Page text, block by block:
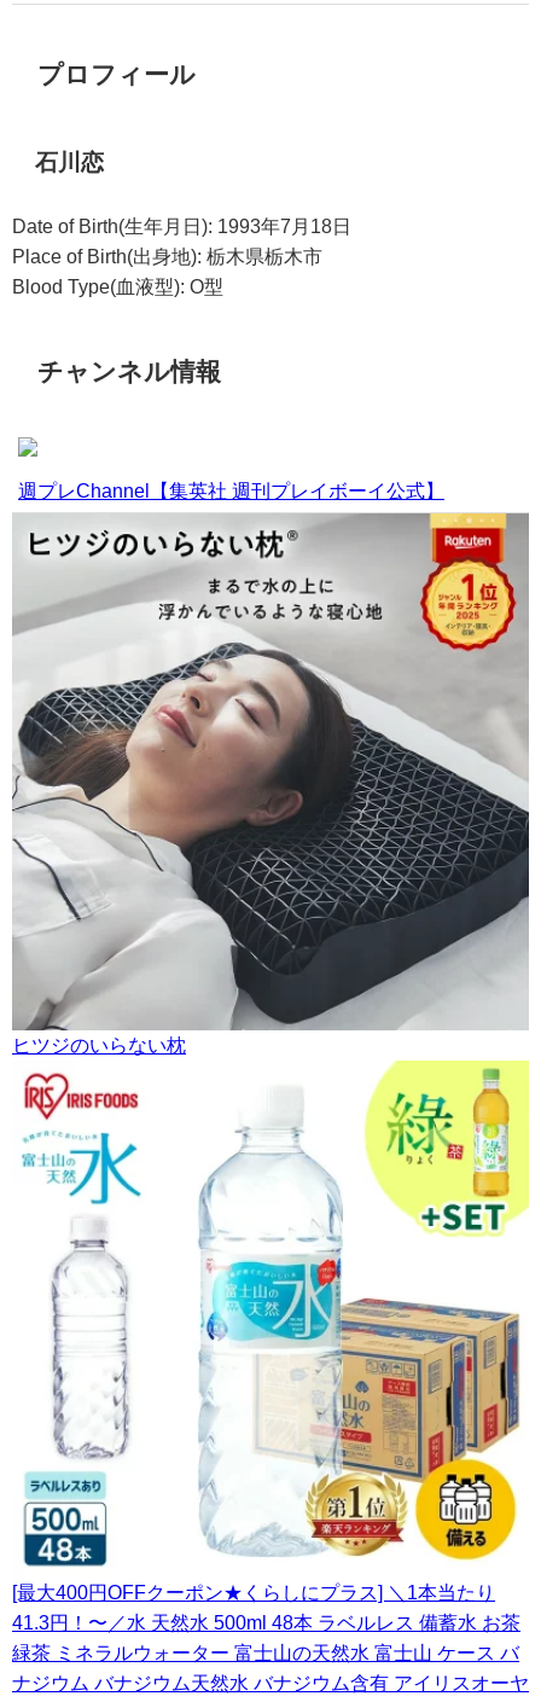
プロフィール
石川恋
Date of Birth(生年月日): 1993年7月18日
Place of Birth(出身地): 栃木県栃木市
Blood Type(血液型): O型
チャンネル情報
週プレChannel【集英社 週刊プレイボーイ公式】
ヒツジのいらない枕
[最大400円OFFクーポン★くらしにプラス] ＼1本当たり
41.3円！〜／水 天然水 500ml 48本 ラベルレス 備蓄水 お茶
緑茶 ミネラルウォーター 富士山の天然水 富士山 ケース バ
ナジウム バナジウム天然水 バナジウム含有 アイリスオーヤ